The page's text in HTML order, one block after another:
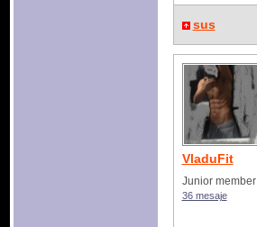
sus
VladuFit
Junior member
36 mesaje